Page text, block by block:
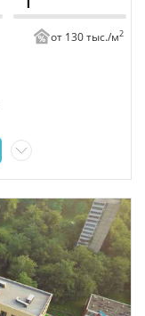
от 130 тыс./м2